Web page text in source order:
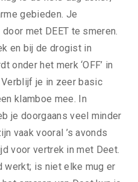
gebieden. Je
met DEET te smeren.
en bij de drogist in
onder het merk ‘OFF’ in
je in zeer basic
klamboe mee. In
je doorgaans veel minder
vaak vooral ’s avonds
voor vertrek in met Deet.
werkt; is niet elke mug er